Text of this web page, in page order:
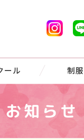
ール 制
お知らせ